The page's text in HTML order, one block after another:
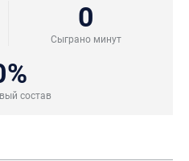
0
Сыграно минут
состав